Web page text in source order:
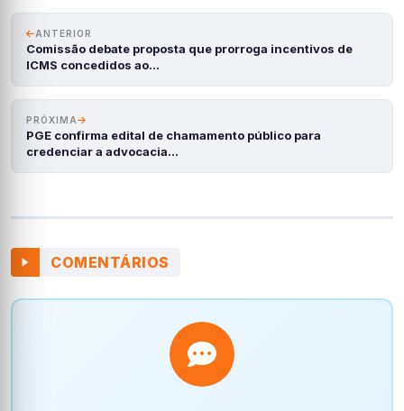
ANTERIOR
Comissão debate proposta que prorroga incentivos de
ICMS concedidos ao…
PRÓXIMA
PGE confirma edital de chamamento público para
credenciar a advocacia…
COMENTÁRIOS